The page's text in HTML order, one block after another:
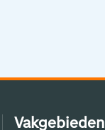
Vakgebieden